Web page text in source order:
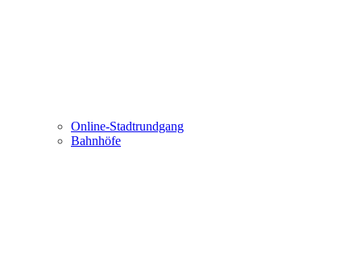
Online-Stadtrundgang
Bahnhöfe